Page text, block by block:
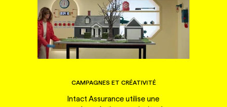
CAMPAGNES ET CRÉATIVITÉ
Intact Assurance utilise une